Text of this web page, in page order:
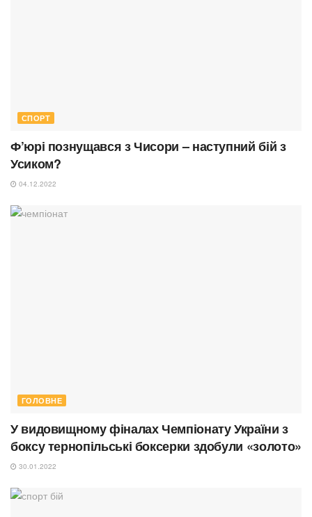
СПОРТ
Ф’юрі познущався з Чисори – наступний бій з
Усиком?
04.12.2022
ГОЛОВНЕ
У видовищному фіналах Чемпіонату України з
боксу тернопільські боксерки здобули «золото»
30.01.2022